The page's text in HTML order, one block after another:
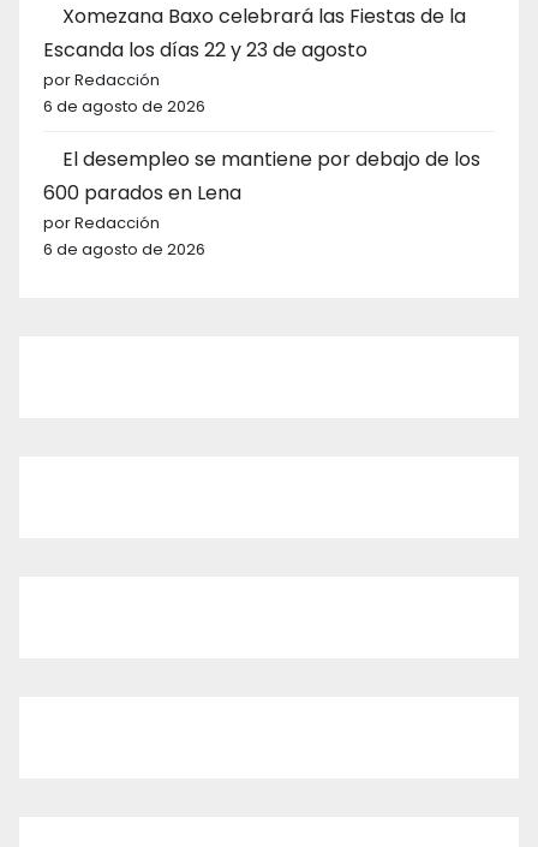
Xomezana Baxo celebrará las Fiestas de la
Escanda los días 22 y 23 de agosto
por Redacción
6 de agosto de 2026
El desempleo se mantiene por debajo de los
600 parados en Lena
por Redacción
6 de agosto de 2026